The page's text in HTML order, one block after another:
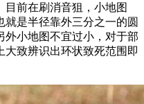
目前在刷消音狙，小地图
就是半径靠外三分之一的圆
外小地图不宜过小，对于部
致辨识出环状致死范围即